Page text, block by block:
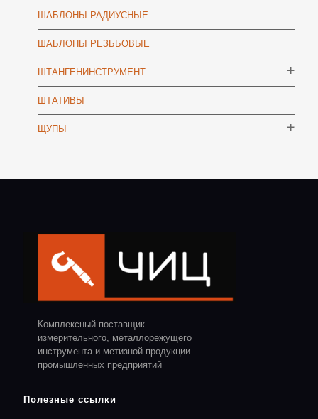
ШАБЛОНЫ РАДИУСНЫЕ
ШАБЛОНЫ РЕЗЬБОВЫЕ
ШТАНГЕНИНСТРУМЕНТ
ШТАТИВЫ
ЩУПЫ
Комплексный поставщик
измерительного, металлорежущего
инструмента и метизной продукции
промышленных предприятий
Полезные ссылки